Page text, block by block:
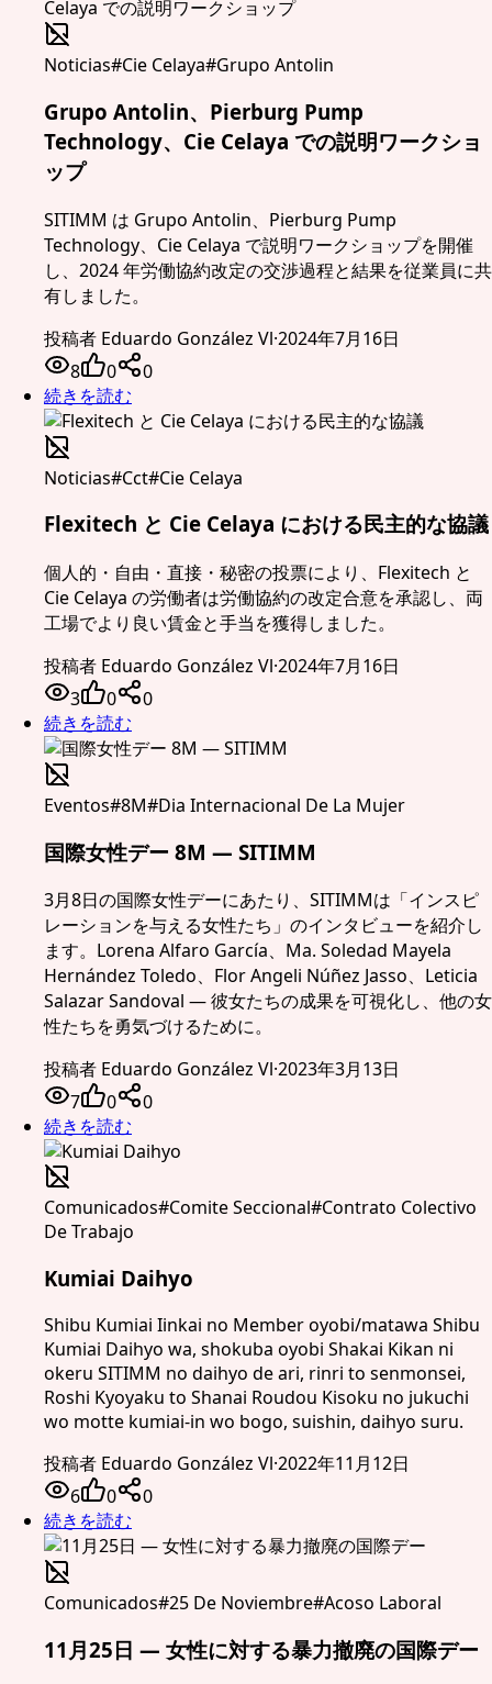
Noticias#Cie Celaya#Grupo Antolin
Grupo Antolin、Pierburg Pump
Technology、Cie Celaya での説明ワークショ
ップ
SITIMM は Grupo Antolin、Pierburg Pump
Technology、Cie Celaya で説明ワークショップを開催
し、2024 年労働協約改定の交渉過程と結果を従業員に共
有しました。
投稿者 Eduardo González Vl·2024年7月16日
8
0
0
続きを読む
Noticias#Cct#Cie Celaya
Flexitech と Cie Celaya における民主的な協議
個人的・自由・直接・秘密の投票により、Flexitech と
Cie Celaya の労働者は労働協約の改定合意を承認し、両
工場でより良い賃金と手当を獲得しました。
投稿者 Eduardo González Vl·2024年7月16日
3
0
0
続きを読む
Eventos#8M#Dia Internacional De La Mujer
国際女性デー 8M — SITIMM
3月8日の国際女性デーにあたり、SITIMMは「インスピ
レーションを与える女性たち」のインタビューを紹介し
ます。Lorena Alfaro García、Ma. Soledad Mayela
Hernández Toledo、Flor Angeli Núñez Jasso、Leticia
Salazar Sandoval — 彼女たちの成果を可視化し、他の女
性たちを勇気づけるために。
投稿者 Eduardo González Vl·2023年3月13日
7
0
0
続きを読む
Comunicados#Comite Seccional#Contrato Colectivo
De Trabajo
Kumiai Daihyo
Shibu Kumiai Iinkai no Member oyobi/matawa Shibu
Kumiai Daihyo wa, shokuba oyobi Shakai Kikan ni
okeru SITIMM no daihyo de ari, rinri to senmonsei,
Roshi Kyoyaku to Shanai Roudou Kisoku no jukuchi
wo motte kumiai-in wo bogo, suishin, daihyo suru.
投稿者 Eduardo González Vl·2022年11月12日
6
0
0
続きを読む
Comunicados#25 De Noviembre#Acoso Laboral
11月25日 — 女性に対する暴力撤廃の国際デー